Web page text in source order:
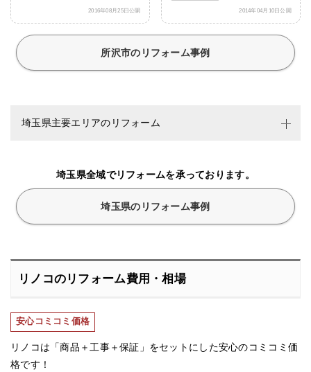
2016年08月25日公開 2014年04月10日公開
所沢市のリフォーム事例
埼玉県主要エリアのリフォーム
埼玉県全域でリフォームを承っております。
埼玉県のリフォーム事例
リノコのリフォーム費用・相場
安心コミコミ価格
リノコは「商品＋工事＋保証」をセットにした安心のコミコミ価
格です！